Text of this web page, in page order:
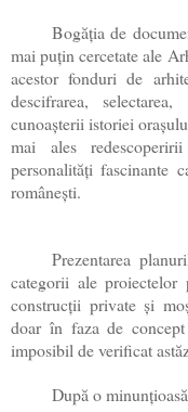
Bogăţia de
mai puţin cercetate ale
acestor fonduri de
descifrarea,
cunoaşterii istoriei
mai ales
personalităţi fascinante
româneşti.
Prezentarea
categorii ale proiectelor
construcţii private şi
doar în faza de
imposibil de verificat
După o